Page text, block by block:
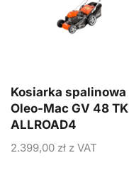
Kosiarka spalinowa
Oleo-Mac GV 48
ALLROAD4
2.399,00 zł z VAT